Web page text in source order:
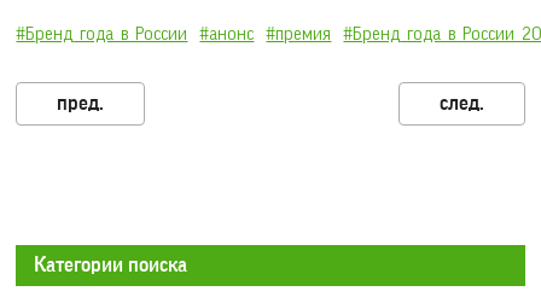
#Бренд_года_в_России #анонс #премия
Категории поиска